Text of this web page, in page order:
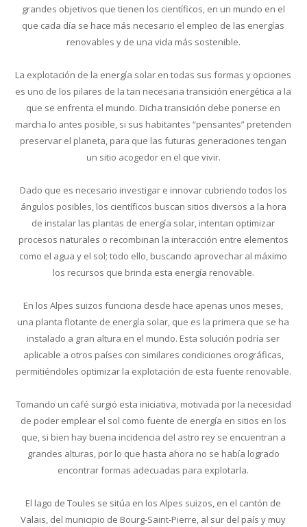
grandes objetivos que tienen los científicos, en un mundo en el
que cada día se hace más necesario el empleo de las energías
renovables y de una vida más sostenible.
La explotación de la energía solar en todas sus formas y opciones
es uno de los pilares de la tan necesaria transición energética a la
que se enfrenta el mundo. Dicha transición debe ponerse en
marcha lo antes posible, si sus habitantes “pensantes” pretenden
preservar el planeta, para que las futuras generaciones tengan
un sitio acogedor en el que vivir.
Dado que es necesario investigar e innovar cubriendo todos los
ángulos posibles, los científicos buscan sitios diversos a la hora
de instalar las plantas de energía solar, intentan optimizar
procesos naturales o recombinan la interacción entre elementos
como el agua y el sol; todo ello, buscando aprovechar al máximo
los recursos que brinda esta energía renovable.
En los Alpes suizos funciona desde hace apenas unos meses,
una planta flotante de energía solar, que es la primera que se ha
instalado a gran altura en el mundo. Esta solución podría ser
aplicable a otros países con similares condiciones orográficas,
permitiéndoles optimizar la explotación de esta fuente renovable.
Tomando un café surgió esta iniciativa, motivada por la necesidad
de poder emplear el sol como fuente de energía en sitios en los
que, si bien hay buena incidencia del astro rey se encuentran a
grandes alturas, por lo que hasta ahora no se había logrado
encontrar formas adecuadas para explotarla.
El lago de Toules se sitúa en los Alpes suizos, en el cantón de
Valais, del municipio de Bourg-Saint-Pierre, al sur del país y muy